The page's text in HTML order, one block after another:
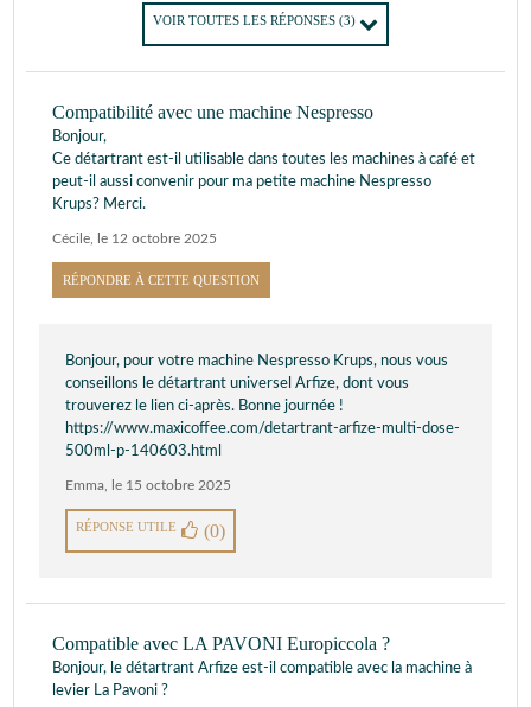
VOIR TOUTES LES RÉPONSES (3)
Compatibilité avec une machine Nespresso
Bonjour,
Ce détartrant est-il utilisable dans toutes les machines à café et
peut-il aussi convenir pour ma petite machine Nespresso
Krups? Merci.
Cécile, le 12 octobre 2025
RÉPONDRE À CETTE QUESTION
Bonjour, pour votre machine Nespresso Krups, nous vous
conseillons le détartrant universel Arfize, dont vous
trouverez le lien ci-après. Bonne journée !
https://www.maxicoffee.com/detartrant-arfize-multi-dose-
500ml-p-140603.html
Emma, le 15 octobre 2025
RÉPONSE UTILE (0)
Compatible avec LA PAVONI Europiccola ?
Bonjour, le détartrant Arfize est-il compatible avec la machine à
levier La Pavoni ?